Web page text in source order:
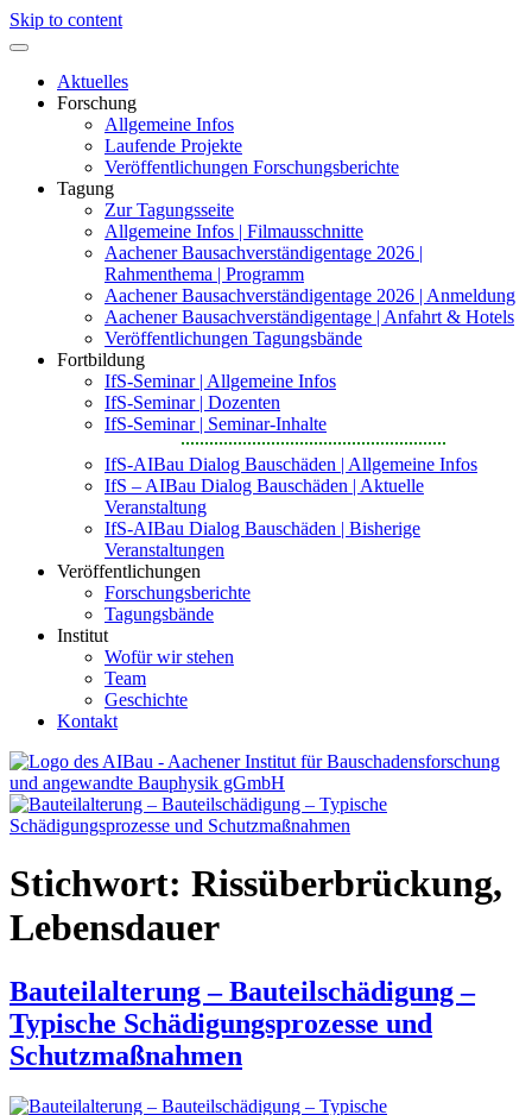
Skip to content
Aktuelles
Forschung
Allgemeine Infos
Laufende Projekte
Veröffentlichungen Forschungsberichte
Tagung
Zur Tagungsseite
Allgemeine Infos | Filmausschnitte
Aachener Bausachverständigentage 2026 |
Rahmenthema | Programm
Aachener Bausachverständigentage 2026 | Anmeldung
Aachener Bausachverständigentage | Anfahrt & Hotels
Veröffentlichungen Tagungsbände
Fortbildung
IfS-Seminar | Allgemeine Infos
IfS-Seminar | Dozenten
IfS-Seminar | Seminar-Inhalte
IfS-AIBau Dialog Bauschäden | Allgemeine Infos
IfS – AIBau Dialog Bauschäden | Aktuelle
Veranstaltung
IfS-AIBau Dialog Bauschäden | Bisherige
Veranstaltungen
Veröffentlichungen
Forschungsberichte
Tagungsbände
Institut
Wofür wir stehen
Team
Geschichte
Kontakt
AIBau – Aachener Institut für Bauschadensforschung und
Stichwort: Rissüberbrückung,
Lebensdauer
Bauteilalterung – Bauteilschädigung –
Typische Schädigungsprozesse und
Schutzmaßnahmen